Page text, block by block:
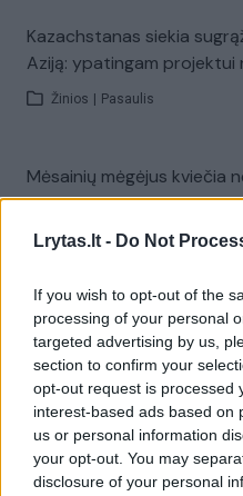
Lrytas.lt - Do Not
If you wish to opt-out of the
processing of your personal
targeted advertising by us,
section to confirm your
opt-out request is processed
interest-based ads based on
us or personal information
your opt-out. You may
disclosure of your personal
Kazachstanas siekia
Aziją: ypatingam
Žinios Pasaulis
Mėsainių mėgėjus kviečia
Vilniuje: atskleidė
Žinios | Lietuvos diena
Visi
Žiūrimiausi